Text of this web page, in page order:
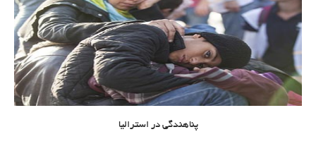
پناهندگی در استرالیا